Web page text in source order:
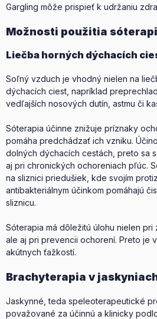
Gargling môže prispieť k udržaniu
Možnosti použitia
Liečba horných dýchacích
Soľný vzduch je vhodný nielen na
dýchacích ciest, napríklad
vedľajších nosových dutín, astmu či
Sóterapia účinne znižuje príznaky
pomáha predchádzať ich vzniku.
dolných dýchacích cestách, preto sa
aj pri chronických ochoreniach pľúc.
na sliznici priedušiek, kde svojím
antibakteriálnym účinkom pomáhajú
sliznicu.
Sóterapia má dôležitú úlohu nielen pri
ale aj pri prevencii ochorení. Preto je
akútnych ťažkostí.
Brachyterapia v
Jaskynné, teda speleoterapeutické
považované za účinnú a klinicky